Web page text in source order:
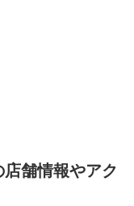
舗情報やアク